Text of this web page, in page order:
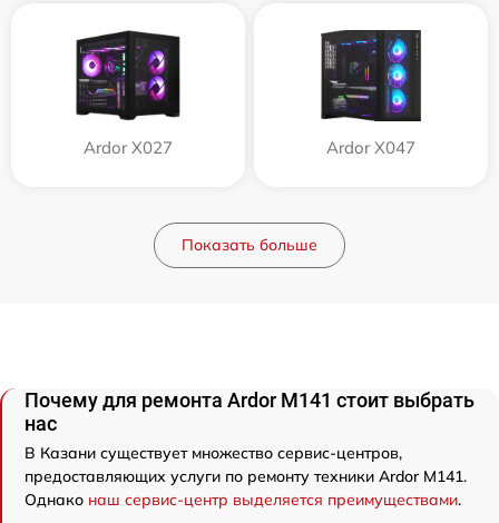
Ardor X027 Ardor X047
Показать больше
Почему для ремонта Ardor M141 стоит выбрать
нас
В Казани существует множество сервис-центров,
предоставляющих услуги по ремонту техники Ardor M141.
Однако наш сервис-центр выделяется преимуществами.